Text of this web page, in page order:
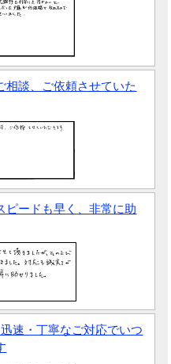
相談、ご依頼させていた
ピードも早く、非常に助
速・丁寧なご対応でいつ